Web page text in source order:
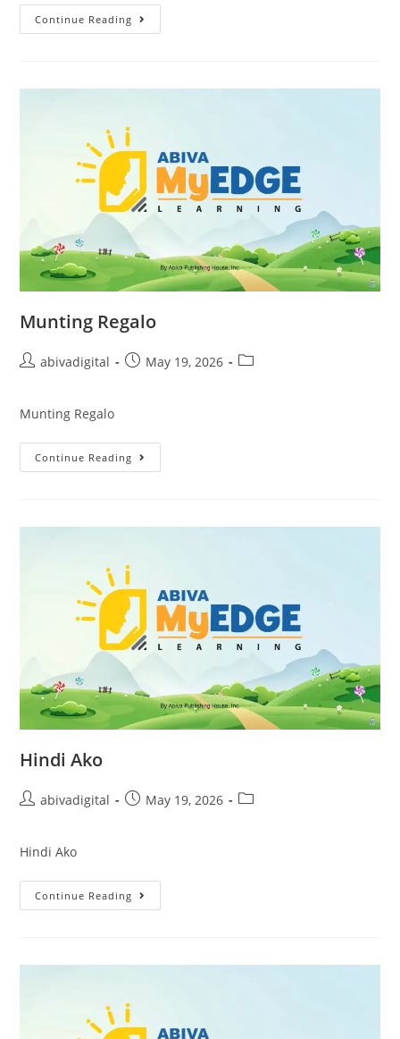
Continue Reading
Munting Regalo
abivadigital May 19, 2026
Munting Regalo
Continue Reading
Hindi Ako
abivadigital May 19, 2026
Hindi Ako
Continue Reading